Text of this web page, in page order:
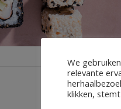
We
relevante
klikken,